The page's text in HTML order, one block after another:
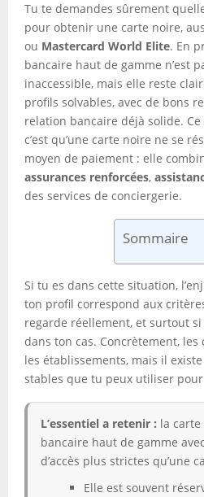
Tu te demandes sûrement
pour obtenir une carte noire,
ou Mastercard World Elite. En
bancaire haut de gamme n’est
inaccessible, mais elle reste
profils solvables, avec de bons
relation bancaire déjà solide.
c’est qu’une carte noire ne se
moyen de paiement : elle
assurances renforcées,
des services de conciergerie.
Sommaire
Si tu es dans cette situation,
ton profil correspond aux
regarde réellement, et surtout
dans ton cas. Concrètement,
les établissements, mais il
stables que tu peux utiliser
L’essentiel a retenir : la
bancaire haut de gamme
d’accès plus strictes qu’une
Elle est souvent